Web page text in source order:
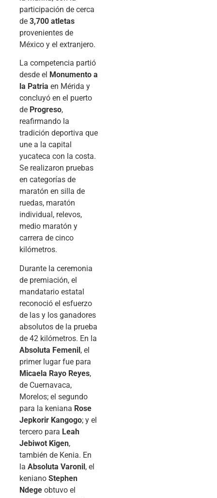
participación de cerca
de 3,700 atletas
provenientes de
México y el extranjero.
La competencia partió
desde el Monumento a
la Patria en Mérida y
concluyó en el puerto
de Progreso,
reafirmando la
tradición deportiva que
une a la capital
yucateca con la costa.
Se realizaron pruebas
en categorías de
maratón en silla de
ruedas, maratón
individual, relevos,
medio maratón y
carrera de cinco
kilómetros.
Durante la ceremonia
de premiación, el
mandatario estatal
reconoció el esfuerzo
de las y los ganadores
absolutos de la prueba
de 42 kilómetros. En la
Absoluta Femenil, el
primer lugar fue para
Micaela Rayo Reyes,
de Cuernavaca,
Morelos; el segundo
para la keniana Rose
Jepkorir Kangogo; y el
tercero para Leah
Jebiwot Kigen,
también de Kenia. En
la Absoluta Varonil, el
keniano Stephen
Ndege obtuvo el